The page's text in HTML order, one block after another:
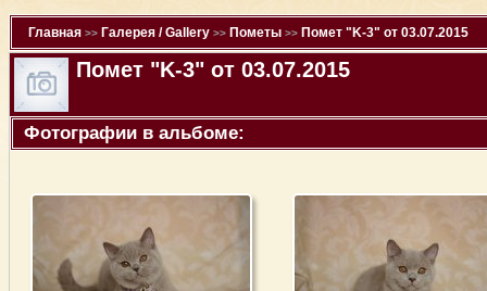
Главная >> Галерея / Gallery >> Пометы >> Помет "K-3" от 03.07.2015
Помет "K-3" от 03.07.2015
Фотографии в альбоме: